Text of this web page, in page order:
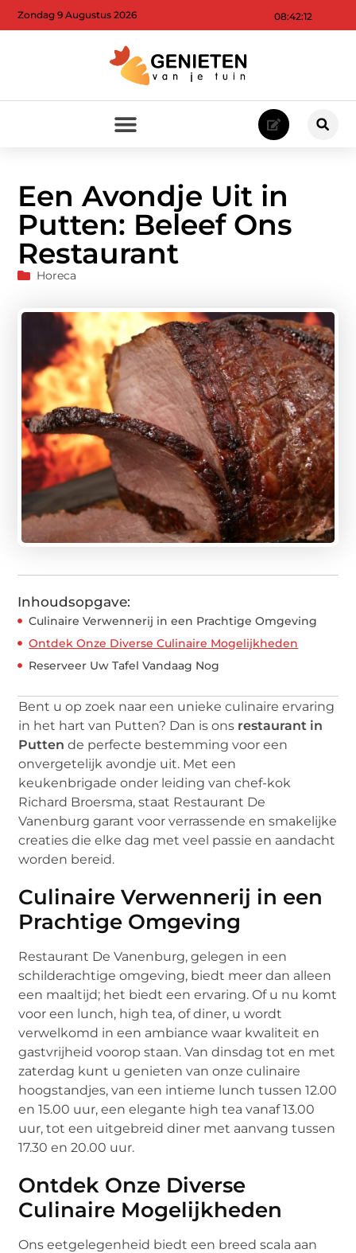
08:42:12
Zondag 9 Augustus 2026
Een Avondje Uit in
Putten: Beleef Ons
Restaurant
Horeca
Inhoudsopgave:
Culinaire Verwennerij in een Prachtige Omgeving
Ontdek Onze Diverse Culinaire Mogelijkheden
Reserveer Uw Tafel Vandaag Nog
Bent u op zoek naar een unieke culinaire ervaring
in het hart van Putten? Dan is ons restaurant in
Putten de perfecte bestemming voor een
onvergetelijk avondje uit. Met een
keukenbrigade onder leiding van chef-kok
Richard Broersma, staat Restaurant De
Vanenburg garant voor verrassende en smakelijke
creaties die elke dag met veel passie en aandacht
worden bereid.
Culinaire Verwennerij in een
Prachtige Omgeving
Restaurant De Vanenburg, gelegen in een
schilderachtige omgeving, biedt meer dan alleen
een maaltijd; het biedt een ervaring. Of u nu komt
voor een lunch, high tea, of diner, u wordt
verwelkomd in een ambiance waar kwaliteit en
gastvrijheid voorop staan. Van dinsdag tot en met
zaterdag kunt u genieten van onze culinaire
hoogstandjes, van een intieme lunch tussen 12.00
en 15.00 uur, een elegante high tea vanaf 13.00
uur, tot een uitgebreid diner met aanvang tussen
17.30 en 20.00 uur.
Ontdek Onze Diverse
Culinaire Mogelijkheden
Ons eetgelegenheid biedt een breed scala aan